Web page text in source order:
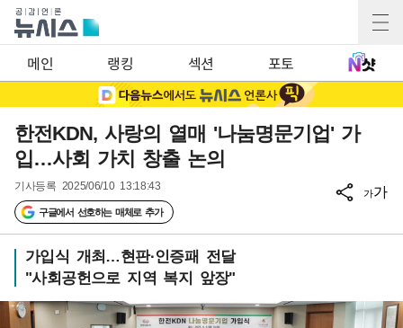
메인 랭킹 섹션 포토
한전KDN, 사랑의 열매 '나눔명문기업' 가
입…사회 가치 창출 논의
기사등록 2025/06/10 13:18:43
구글에서 선호하는 매체로 추가
가가
가입식 개최…현판·인증패 전달
"사회공헌으로 지역 복지 앞장"